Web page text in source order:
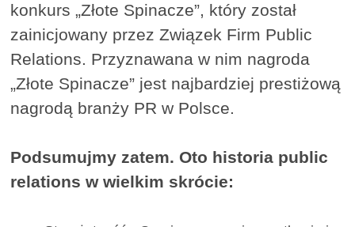
konkurs „Złote Spinacze”, który został
zainicjowany przez Związek Firm Public
Relations. Przyznawana w nim nagroda
„Złote Spinacze” jest najbardziej prestiżową
nagrodą branży PR w Polsce.
Podsumujmy zatem. Oto historia public
relations w wielkim skrócie: